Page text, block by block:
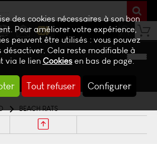
des cookies nécessaires à son bon
Pour améliorer votre expérience,
peuvent être utilisés : vous pouvez
désactiver. Cela reste modifiable à
via le lienCookiesen bas de page.
Tout refuser Configurer
CONTACTBILLETTERIE
BEACH RATS